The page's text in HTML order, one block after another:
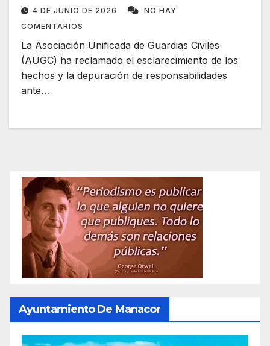
4 DE JUNIO DE 2026
NO HAY
COMENTARIOS
La Asociación Unificada de Guardias Civiles
(AUGC) ha reclamado el esclarecimiento de los
hechos y la depuración de responsabilidades
ante…
Ayuntamiento De Manacor